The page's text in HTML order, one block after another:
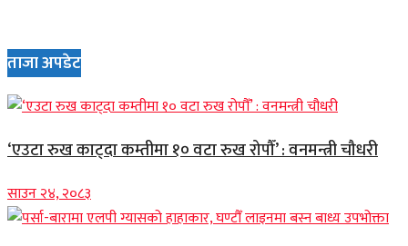
ताजा अपडेट
‘एउटा रुख काट्दा कम्तीमा १० वटा रुख रोपौँ’ : वनमन्त्री चौधरी
साउन २४, २०८३